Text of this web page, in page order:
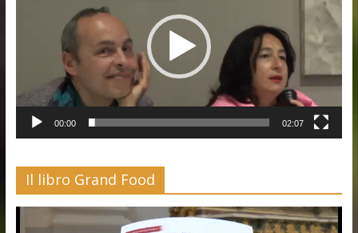
00:00 02:07
Il libro Grand Food